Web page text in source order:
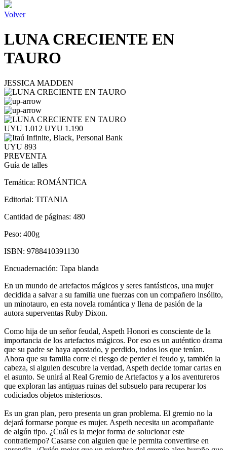
Volver
LUNA CRECIENTE EN
TAURO
JESSICA MADDEN
UYU 1.012 UYU 1.190
UYU 893
PREVENTA
Guía de talles
Temática: ROMÁNTICA
Editorial: TITANIA
Cantidad de páginas: 480
Peso: 400g
ISBN: 9788410391130
Encuadernación: Tapa blanda
En un mundo de artefactos mágicos y seres fantásticos, una mujer
decidida a salvar a su familia une fuerzas con un compañero insólito,
un minotauro, en esta novela romántica y llena de pasión de la
autora superventas Ruby Dixon.
Como hija de un señor feudal, Aspeth Honori es consciente de la
importancia de los artefactos mágicos. Por eso es un auténtico drama
que su padre se haya apostado, y perdido, todos los que tenían.
Ahora que su familia corre el riesgo de perder el feudo y, también la
cabeza, si alguien descubre la verdad, Aspeth decide tomar cartas en
el asunto. Se unirá al Real Gremio de Artefactos y a los aventureros
que exploran las antiguas ruinas del subsuelo para recuperar los
codiciados objetos misteriosos.
Es un gran plan, pero presenta un gran problema. El gremio no la
dejará formarse porque es mujer. Aspeth necesita un acompañante
de algún tipo. ¿Cuál es la mejor forma de solucionar este
contratiempo? Casarse con alguien que le permita convertirse en